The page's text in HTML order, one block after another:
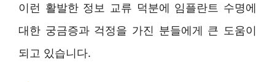
이런 활발한 정보 교류 덕분에 임플란트 수명에
대한 궁금증과 걱정을 가진 분들에게 큰 도움이
되고 있습니다.